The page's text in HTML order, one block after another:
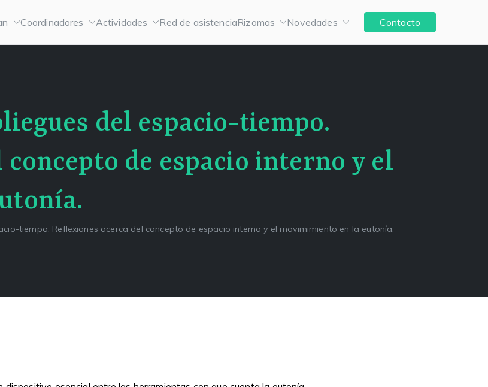
Coordinadores Actividades Red de asistenciaRizomas Novedades Contacto
del espacio-tiempo.
concepto de espacio interno y el
tiempo. Reflexiones acerca del concepto de espacio interno y el movimimiento en la eutonía.